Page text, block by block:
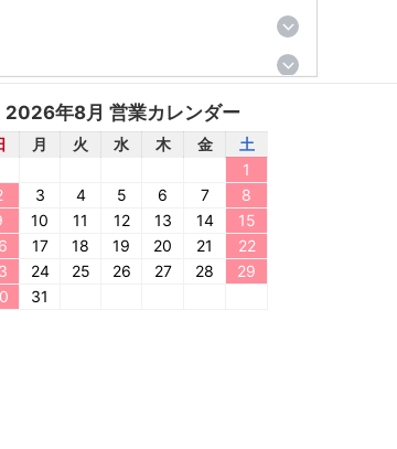
2026年8月 営業カレンダー
月 火 水 木 金
土
1
3 4 5 6 7
8
10 11 12 13 14
15
17 18 19 20 21
22
24 25 26 27 28
29
31